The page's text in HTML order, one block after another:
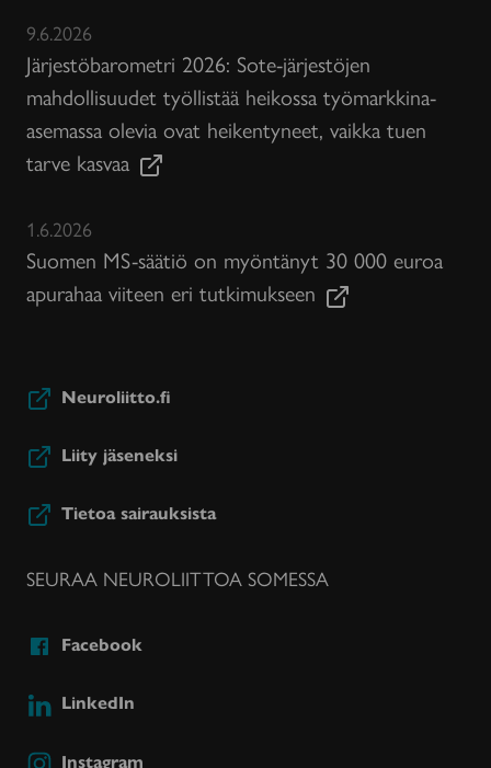
9.6.2026
Järjestöbarometri 2026: Sote-järjestöjen
mahdollisuudet työllistää heikossa työmarkkina-
asemassa olevia ovat heikentyneet, vaikka tuen
tarve kasvaa
1.6.2026
Suomen MS-säätiö on myöntänyt 30 000 euroa
apurahaa viiteen eri tutkimukseen
Neuroliitto.fi
Liity jäseneksi
Tietoa sairauksista
SEURAA NEUROLIITTOA SOMESSA
Facebook
LinkedIn
Instagram